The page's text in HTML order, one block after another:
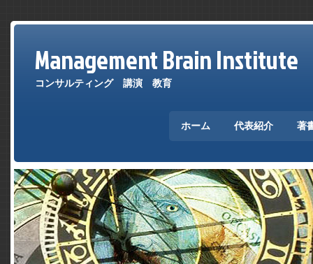
Management Brain Institute
コンサルティング 講演 教育
ホーム 代表紹介 著